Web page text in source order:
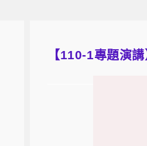
【110-1專題演